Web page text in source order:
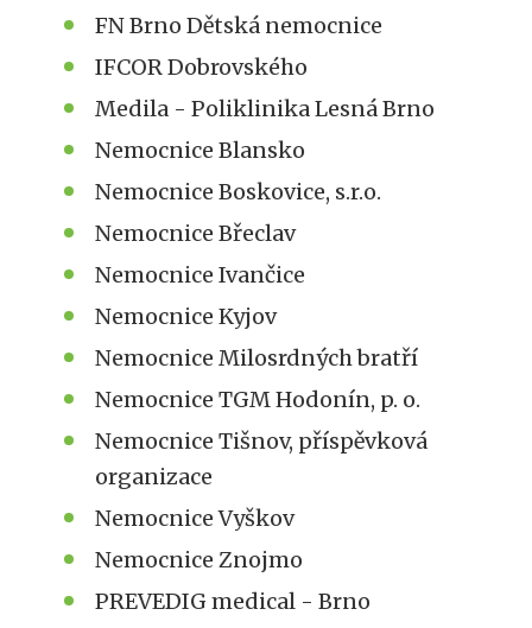
FN Brno Dětská nemocnice
IFCOR Dobrovského
Medila - Poliklinika Lesná Brno
Nemocnice Blansko
Nemocnice Boskovice, s.r.o.
Nemocnice Břeclav
Nemocnice Ivančice
Nemocnice Kyjov
Nemocnice Milosrdných bratří
Nemocnice TGM Hodonín, p. o.
Nemocnice Tišnov, příspěvková
organizace
Nemocnice Vyškov
Nemocnice Znojmo
PREVEDIG medical - Brno